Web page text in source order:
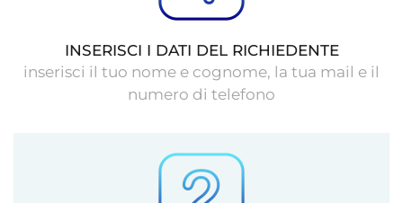
INSERISCI I DATI DEL RICHIEDENTE
inserisci il tuo nome e cognome, la tua mail e il
numero di telefono